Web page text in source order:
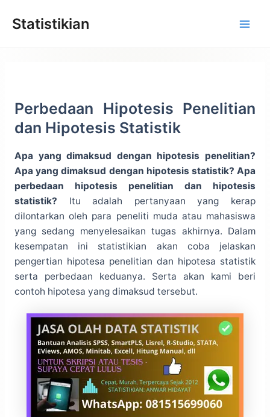
Statistikian
Perbedaan Hipotesis Penelitian
dan Hipotesis Statistik
Apa yang dimaksud dengan hipotesis penelitian?
Apa yang dimaksud dengan hipotesis statistik? Apa
perbedaan hipotesis penelitian dan hipotesis
statistik? Itu adalah pertanyaan yang kerap
dilontarkan oleh para peneliti muda atau mahasiswa
yang sedang menyelesaikan tugas akhirnya. Dalam
kesempatan ini statistikian akan coba jelaskan
pengertian hipotesa penelitian dan hipotesa statistik
serta perbedaan keduanya. Serta akan kami beri
contoh hipotesa yang dimaksud tersebut.